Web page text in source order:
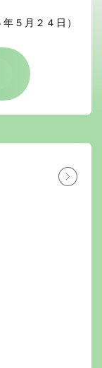
年５月２４日）